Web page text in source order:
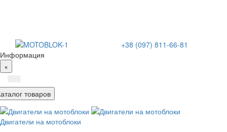
+38 (097) 811-66-81
Информация
×
товаров
Двигатели на мотоблоки